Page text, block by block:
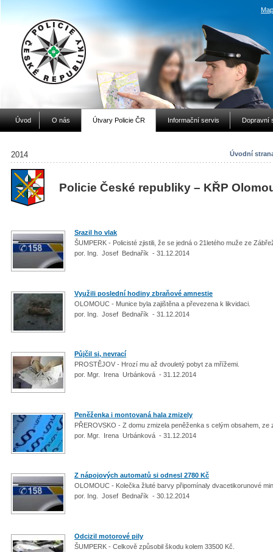
Úvod O nás Útvary Policie ČR Informační servis Dopravní
Úvodní
2014
Policie České republiky – KŘP
Srazil ho vlak
ŠUMPERK - Policisté zjistili, že se jedná o 21letého muže ze
por. Ing. Josef Bednařík - 31.12.2014
Využili poslední hodiny zbraňové amnestie
OLOMOUC - Munice byla zajištěna a převezena k likvidaci.
por. Ing. Josef Bednařík - 31.12.2014
Půjčil si, nevrací
PROSTĚJOV - Hrozí mu až dvouletý pobyt za mřížemi.
por. Mgr. Irena Urbánková - 31.12.2014
Peněženka i montovaná hala zmizely
PŘEROVSKO - Z domu zmizela peněženka s celým obsahem,
por. Mgr. Irena Urbánková - 31.12.2014
Z nápojových automatů si odnesl 2780 Kč
OLOMOUC - Kolečka žluté barvy připomínaly dvacetikorunové
por. Ing. Josef Bednařík - 30.12.2014
Odcizil motorové pily
ŠUMPERK - Celkově způsobil škodu kolem 33500 Kč.